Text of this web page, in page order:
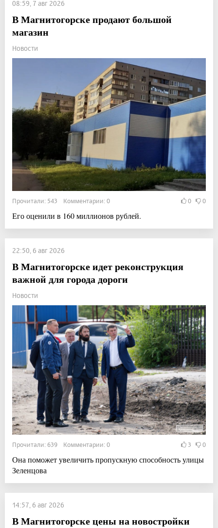
08:59, 7 авг 2026
В Магнитогорске продают большой
магазин
Новости
Прочитали: 543 Комментарии: 0 0 0
Его оценили в 160 миллионов рублей.
22:50, 6 авг 2026
В Магнитогорске идет реконструкция
важной для города дороги
Новости
Прочитали: 639 Комментарии: 0 3 0
Она поможет увеличить пропускную способность улицы
Зеленцова
14:57, 6 авг 2026
В Магнитогорске цены на новостройки